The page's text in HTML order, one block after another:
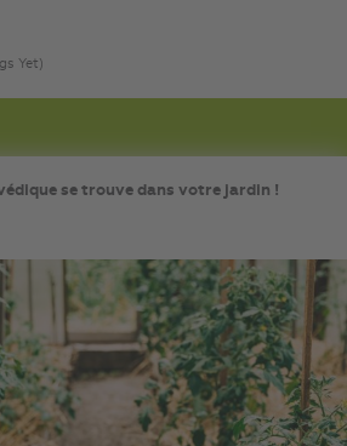
Yet)
se trouve dans votre jardin !